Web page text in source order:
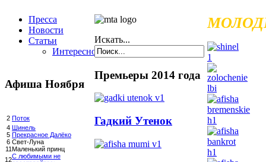
Пресса
Новости
Статьи
Интересное
Афиша Ноября
2 Поток
4 Шинель
5 Прекрасное Далёко
6 Свет-Луна
11Маленький принц
12С любимыми не
Искать...
Премьеры 2014 года
Гадкий Утенок